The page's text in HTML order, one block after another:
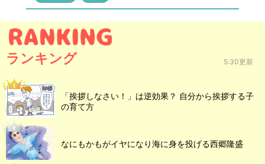
ランキング 5:30更新
「挨拶しなさい！」は逆効果？ 自分から挨拶する子
の育て方
なにもかもがイヤになり海に身を投げる西郷隆盛